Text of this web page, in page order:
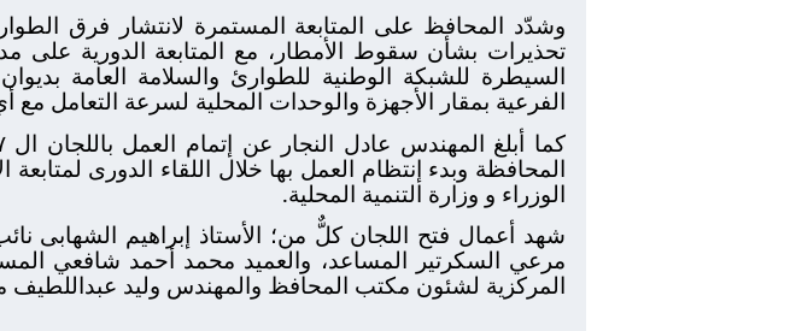
وشدّد المحافظ على المتابعة المستمرة لانتشار فرق
تحذيرات بشأن سقوط الأمطار، مع المتابعة الدورية على
السيطرة للشبكة الوطنية للطوارئ والسلامة العامة
الفرعية بمقار الأجهزة والوحدات المحلية لسرعة التعامل
المحافظة وبدء إنتظام العمل بها خلال اللقاء الدورى
الوزراء و وزارة التنمية المحلية.
شهد أعمال فتح اللجان كلٌّ من؛ الأستاذ إبراهيم الشهابى
مرعي السكرتير المساعد، والعميد محمد أحمد شافعي
المركزية لشئون مكتب المحافظ والمهندس وليد عبداللطيف